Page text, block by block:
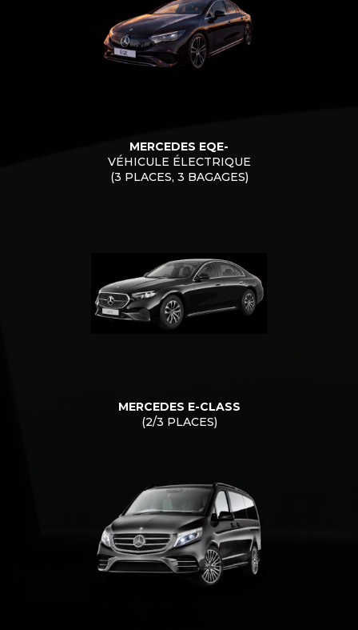
MERCEDES EQE-
VÉHICULE ÉLECTRIQUE
(3 PLACES, 3 BAGAGES)
MERCEDES E-CLASS
(2/3 PLACES)